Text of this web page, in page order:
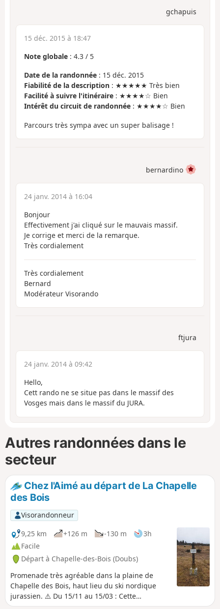
gchapuis
15 déc. 2015 à 18:47
Note globale : 4.3 / 5
Date de la randonnée : 15 déc. 2015
Fiabilité de la description : ★★★★★ Très bien
Facilité à suivre l'itinéraire : ★★★★☆ Bien
Intérêt du circuit de randonnée : ★★★★☆ Bien
Parcours très sympa avec un super balisage !
bernardino
24 janv. 2014 à 16:04
Bonjour
Effectivement j'ai cliqué sur le mauvais massif.
Je corrige et merci de la remarque.
Très cordialement
Très cordialement
Bernard
Modérateur Visorando
ftjura
24 janv. 2014 à 09:42
Hello,
Cett rando ne se situe pas dans le massif des
Vosges mais dans le massif du JURA.
Autres randonnées dans le
secteur
Chez l'Aimé au départ de La Chapelle
des Bois
Visorandonneur
9,25 km
+126 m -130 m
3h
Facile
Départ à Chapelle-des-Bois (Doubs)
Promenade très agréable dans la plaine de
Chapelle des Bois, haut lieu du ski nordique
jurassien. ⚠️ Du 15/11 au 15/03 : Cette
randonnée traversent des pistes de ski